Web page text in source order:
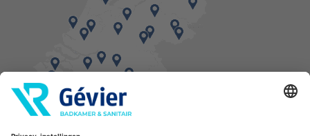
Vind een balie in de buurt